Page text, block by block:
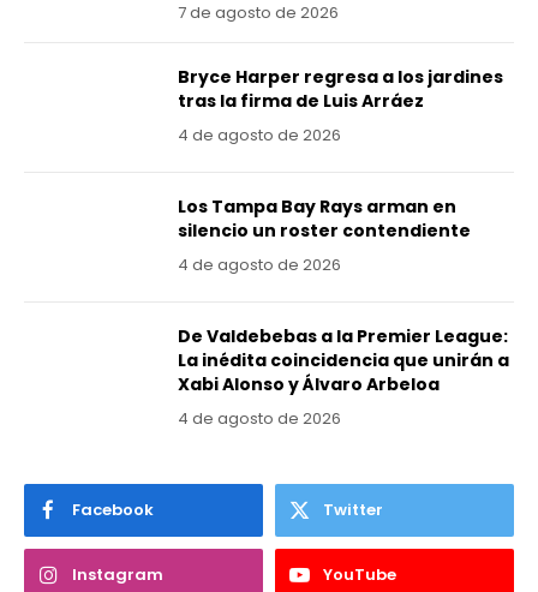
7 de agosto de 2026
Bryce Harper regresa a los jardines
tras la firma de Luis Arráez
4 de agosto de 2026
Los Tampa Bay Rays arman en
silencio un roster contendiente
4 de agosto de 2026
De Valdebebas a la Premier League:
La inédita coincidencia que unirán a
Xabi Alonso y Álvaro Arbeloa
4 de agosto de 2026
Facebook Twitter
Instagram YouTube